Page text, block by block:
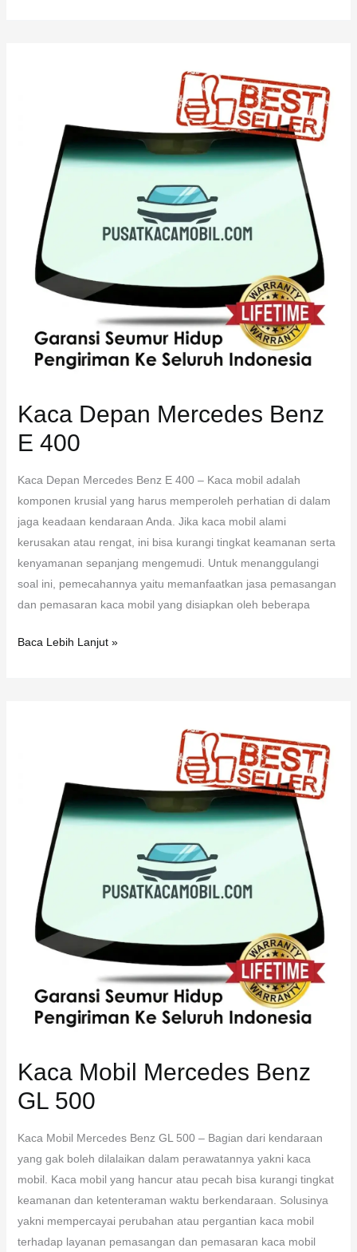
Kaca Depan Mercedes Benz
E 400
Kaca Depan Mercedes Benz E 400 – Kaca mobil adalah
komponen krusial yang harus memperoleh perhatian di dalam
jaga keadaan kendaraan Anda. Jika kaca mobil alami
kerusakan atau rengat, ini bisa kurangi tingkat keamanan serta
kenyamanan sepanjang mengemudi. Untuk menanggulangi
soal ini, pemecahannya yaitu memanfaatkan jasa pemasangan
dan pemasaran kaca mobil yang disiapkan oleh beberapa
Baca Lebih Lanjut »
Kaca Mobil Mercedes Benz
GL 500
Kaca Mobil Mercedes Benz GL 500 – Bagian dari kendaraan
yang gak boleh dilalaikan dalam perawatannya yakni kaca
mobil. Kaca mobil yang hancur atau pecah bisa kurangi tingkat
keamanan dan ketenteraman waktu berkendaraan. Solusinya
yakni mempercayai perubahan atau pergantian kaca mobil
terhadap layanan pemasangan dan pemasaran kaca mobil